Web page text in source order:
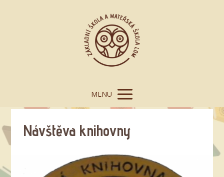
MENU
Návštěva knihovny